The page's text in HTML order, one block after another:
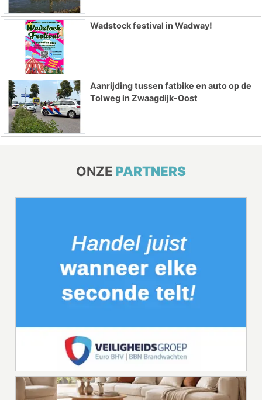
Wadstock festival in Wadway!
Aanrijding tussen fatbike en auto op de
Tolweg in Zwaagdijk-Oost
ONZE PARTNERS